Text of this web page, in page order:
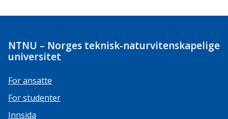
NTNU – Norges teknisk-naturvitenskapelige
universitet
For ansatte
For studenter
Innsida